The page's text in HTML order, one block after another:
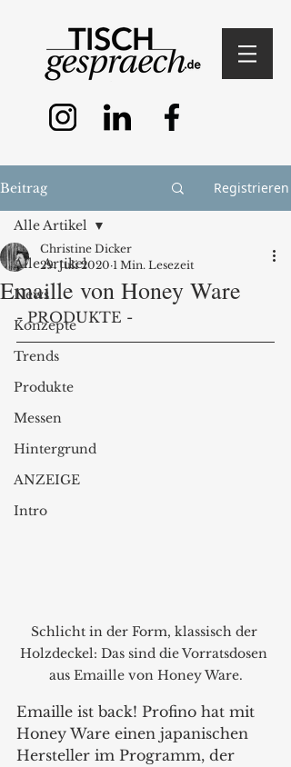
Beitrag Registrieren
Alle Artikel
News
Konzepte
Trends
Produkte
Messen
Hintergrund
ANZEIGE
Intro
Alle Artikel
Emaille von Honey Ware
Christine Dicker
29. Juli 2020 1 Min. Lesezeit
- PRODUKTE -
Schlicht in der Form, klassisch der
Holzdeckel: Das sind die Vorratsdosen
aus Emaille von Honey Ware.
Emaille ist back! Profino hat mit
Honey Ware einen japanischen
Hersteller im Programm, der